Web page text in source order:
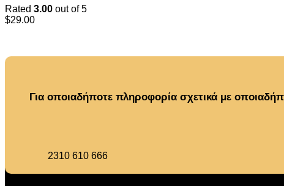
Rated 3.00 out of 5
$29.00
Για οποιαδήποτε πληροφορία σχετικά με
2310 610 666